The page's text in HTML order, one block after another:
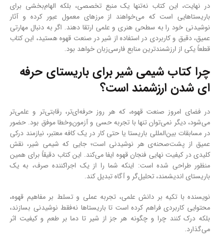
در نهایت، این کتاب نه‌تنها یک منبع تخصصی، بلکه الهام‌بخشی برای
باریستاهایی است که می‌خواهند از مرزهای معمول عبور کرده و آثار
نوشیدنی خود را به سطحی هنری و علمی ارتقا دهند. اگر به دنبال مهارتی
عمیق، دقیق و کاربردی در استفاده از شیر در صنعت قهوه هستید، این کتاب
قطعاً یکی از ارزشمندترین منابع فارسی‌زبان خواهد بود.
چرا کتاب شیمی شیر برای باریستای حرفه
ای شدن ارزشمند است؟
در فضای امروز صنعت قهوه، که هر روز حرفه‌ای‌تر، رقابتی‌تر و علمی‌تر
می‌شود، دیگر نمی‌توان تنها با تجربه حسی و آزمون‌وخطا موفق بود. حضور
در مسابقات بین‌المللی باریستا یا حتی کار در یک کافه معتبر، نیازمند درکی
عمیق از پشت‌صحنه‌ی هر نوشیدنی است؛ جایی که شیمی شیر، نقش
کلیدی در کیفیت نهایی فنجان قهوه ایفا می‌کند. این کتاب دقیقاً برای همین
منظور طراحی شده است: اینکه شما را از یک اجراکننده صرف، به یک
باریستای اندیشمند، تحلیل‌گر و آگاه تبدیل کند.
نویسنده با تکیه بر دانش علمی، تجربه عملی و تسلط بر مفاهیم قهوه،
محتوایی کاربردی فراهم کرده است تا باریستاها نه‌فقط نوشیدنی بسازند،
بلکه درک کنند چرا و چگونه هر جز از شیر تا دما بر طعم و کیفیت اثر
می‌گذارد.